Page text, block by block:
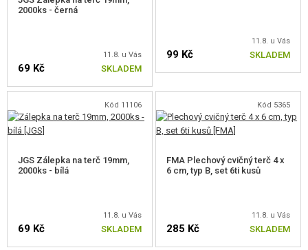
2000ks - černá
11.8. u Vás
69 Kč SKLADEM
11.8. u Vás
99 Kč SKLADEM
Kód 11106
JGS Zálepka na terč 19mm,
2000ks - bílá
11.8. u Vás
69 Kč SKLADEM
Kód 5365
FMA Plechový cvičný terč 4 x
6 cm, typ B, set 6ti kusů
11.8. u Vás
285 Kč SKLADEM